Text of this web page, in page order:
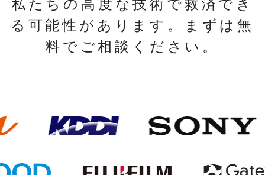
私たちの高度な技術で救済でき
る可能性があります。まずは無
料でご相談ください。